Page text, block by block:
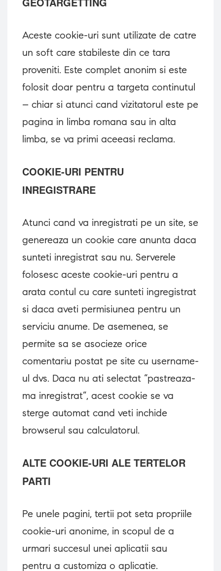
Aceste cookie-uri sunt utilizate de catre
un soft care stabileste din ce tara
proveniti. Este complet anonim si este
folosit doar pentru a targeta continutul
– chiar si atunci cand vizitatorul este pe
pagina in limba romana sau in alta
limba, se va primi aceeasi reclama.
COOKIE-URI PENTRU
INREGISTRARE
Atunci cand va inregistrati pe un site, se
genereaza un cookie care anunta daca
sunteti inregistrat sau nu. Serverele
folosesc aceste cookie-uri pentru a
arata contul cu care sunteti ingregistrat
si daca aveti permisiunea pentru un
serviciu anume. De asemenea, se
permite sa se asocieze orice
comentariu postat pe site cu username-
ul dvs. Daca nu ati selectat “pastreaza-
ma inregistrat”, acest cookie se va
sterge automat cand veti inchide
browserul sau calculatorul.
ALTE COOKIE-URI ALE TERTELOR
PARTI
Pe unele pagini, tertii pot seta propriile
cookie-uri anonime, in scopul de a
urmari succesul unei aplicatii sau
pentru a customiza o aplicatie.